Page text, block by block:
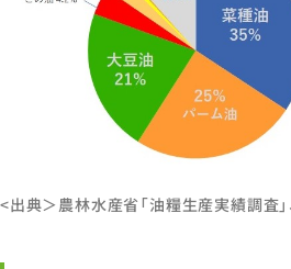
<出典＞農林水産省「油糧生産実績調査」